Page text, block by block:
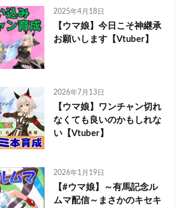
2025年4月18日
【ウマ娘】今日こそ神継承
お願いします【Vtuber】
2026年7月13日
【ウマ娘】ワンチャン切れ
なくても良いのかもしれな
い【Vtuber】
2026年1月19日
【#ウマ娘】～有馬記念ル
ムマ配信～まさかのキセキ